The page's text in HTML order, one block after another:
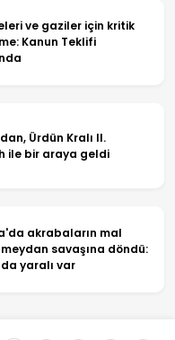
ve gaziler için kritik
Kanun Teklifi
Ürdün Kralı II.
ile bir araya geldi
akrabaların mal
savaşına döndü:
yaralı var